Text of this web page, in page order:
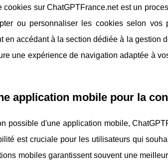
cookies sur ChatGPTFrance.net est un
ou personnaliser les cookies selon vos
en accédant à la section dédiée à la gestion
une expérience de navigation adaptée à
application mobile pour la
possible d'une application mobile,
est cruciale pour les utilisateurs qui
mobiles garantissent souvent une